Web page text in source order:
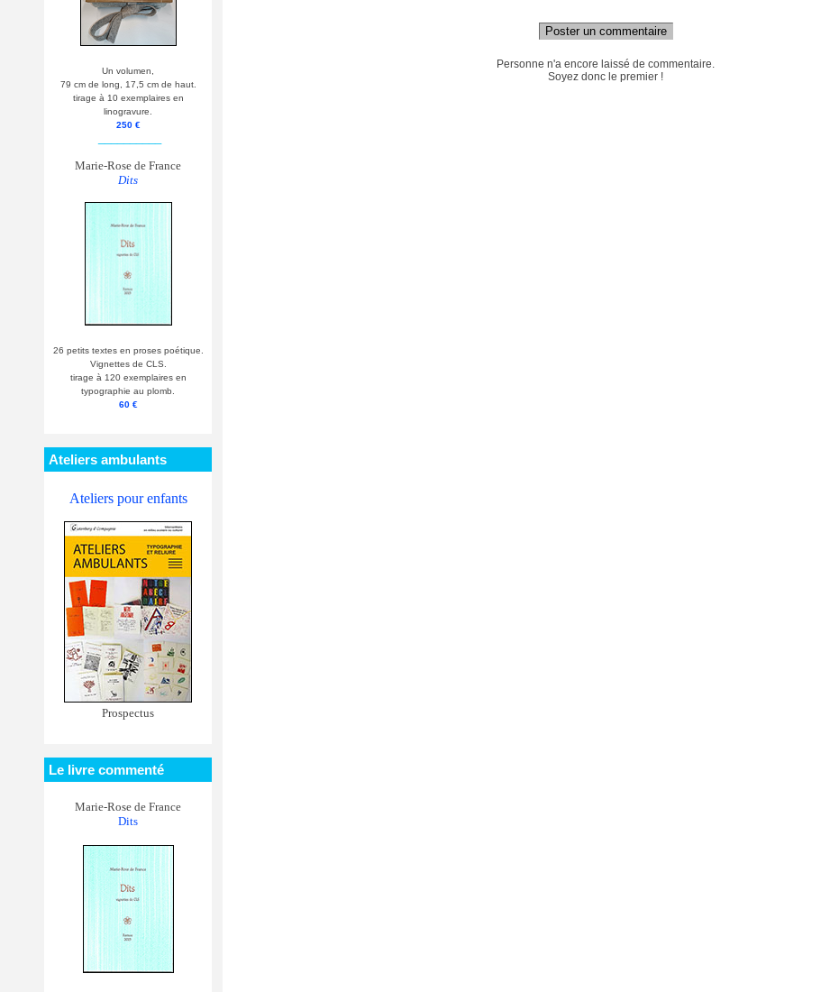
Un volumen,
79 cm de long, 17,5 cm de haut.
tirage à 10 exemplaires en
linogravure.
250 €
Marie-Rose de France
Dits
26 petits textes en proses poétique.
Vignettes de CLS.
tirage à 120 exemplaires en
typographie au plomb.
60 €
Ateliers ambulants
Ateliers pour enfants
Prospectus
Le livre commenté
Marie-Rose de France
Dits
Poster un commentaire
Personne n'a encore laissé de commentaire.
Soyez donc le premier !